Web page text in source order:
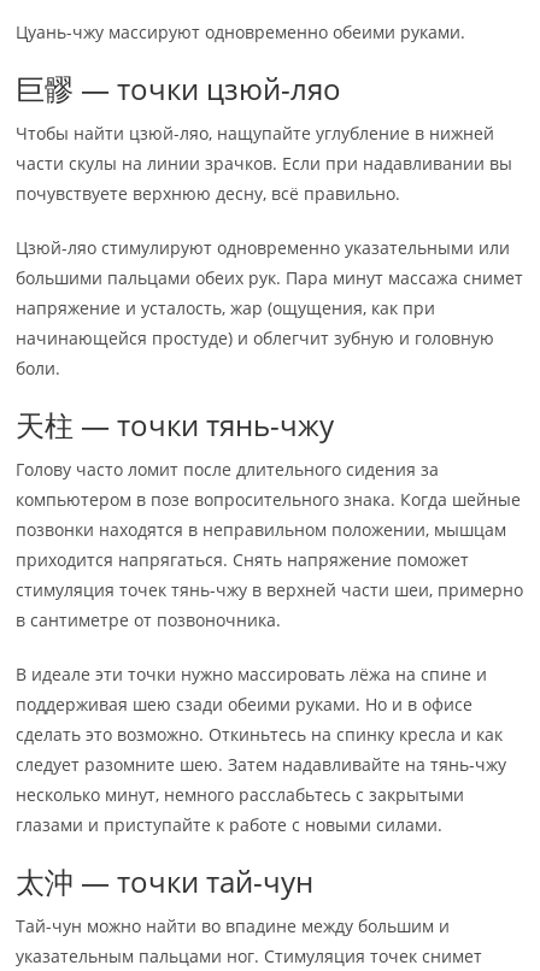
Цуань-чжу массируют одновременно обеими руками.
巨髎 — точки цзюй-ляо
Чтобы найти цзюй-ляо, нащупайте углубление в нижней
части скулы на линии зрачков. Если при надавливании вы
почувствуете верхнюю десну, всё правильно.
Цзюй-ляо стимулируют одновременно указательными или
большими пальцами обеих рук. Пара минут массажа снимет
напряжение и усталость, жар (ощущения, как при
начинающейся простуде) и облегчит зубную и головную
боли.
天柱 — точки тянь-чжу
Голову часто ломит после длительного сидения за
компьютером в позе вопросительного знака. Когда шейные
позвонки находятся в неправильном положении, мышцам
приходится напрягаться. Снять напряжение поможет
стимуляция точек тянь-чжу в верхней части шеи, примерно
в сантиметре от позвоночника.
В идеале эти точки нужно массировать лёжа на спине и
поддерживая шею сзади обеими руками. Но и в офисе
сделать это возможно. Откиньтесь на спинку кресла и как
следует разомните шею. Затем надавливайте на тянь-чжу
несколько минут, немного расслабьтесь с закрытыми
глазами и приступайте к работе с новыми силами.
太沖 — точки тай-чун
Тай-чун можно найти во впадине между большим и
указательным пальцами ног. Стимуляция точек снимет